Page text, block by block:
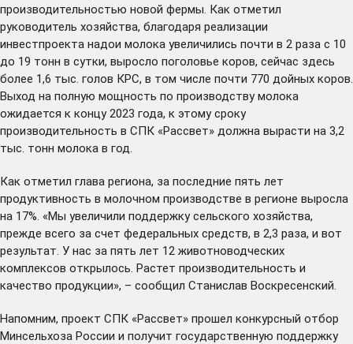
производительностью новой фермы. Как отметил
руководитель хозяйства, благодаря реализации
инвестпроекта надои молока увеличились почти в 2 раза с 10
до 19 тонн в сутки, выросло поголовье коров, сейчас здесь
более 1,6 тыс. голов КРС, в том числе почти 770 дойных коров.
Выход на полную мощность по производству молока
ожидается к концу 2023 года, к этому сроку
производительность в СПК «Рассвет» должна вырасти на 3,2
тыс. тонн молока в год.
Как отметил глава региона, за последние пять лет
продуктивность в молочном производстве в регионе выросла
на 17%. «Мы увеличили поддержку сельского хозяйства,
прежде всего за счет федеральных средств, в 2,3 раза, и вот
результат. У нас за пять лет 12 животноводческих
комплексов открылось. Растет производительность и
качество продукции», – сообщил Станислав Воскресенский.
Напомним, проект СПК «Рассвет» прошел конкурсный отбор
Минсельхоза России и получит государственную поддержку